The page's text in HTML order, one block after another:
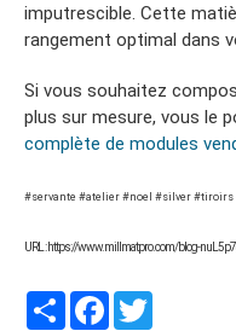
imputrescible. Cette
rangement optimal dans
Si vous souhaitez
plus sur mesure, vous le
complète de modules
#servante #atelier #noel #silver
URL : https://www.millmatpro.com/blog-
PartagerFacebook